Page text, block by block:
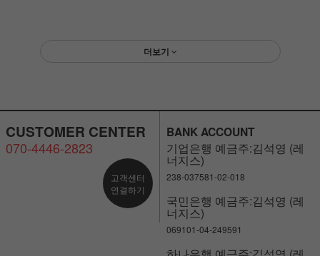
더보기
CUSTOMER CENTER
070-4446-2823
고객센터
연결하기
BANK ACCOUNT
기업은행 예금주:김석영 (레
너지스)
238-037581-02-018
국민은행 예금주:김석영 (레
너지스)
069101-04-249591